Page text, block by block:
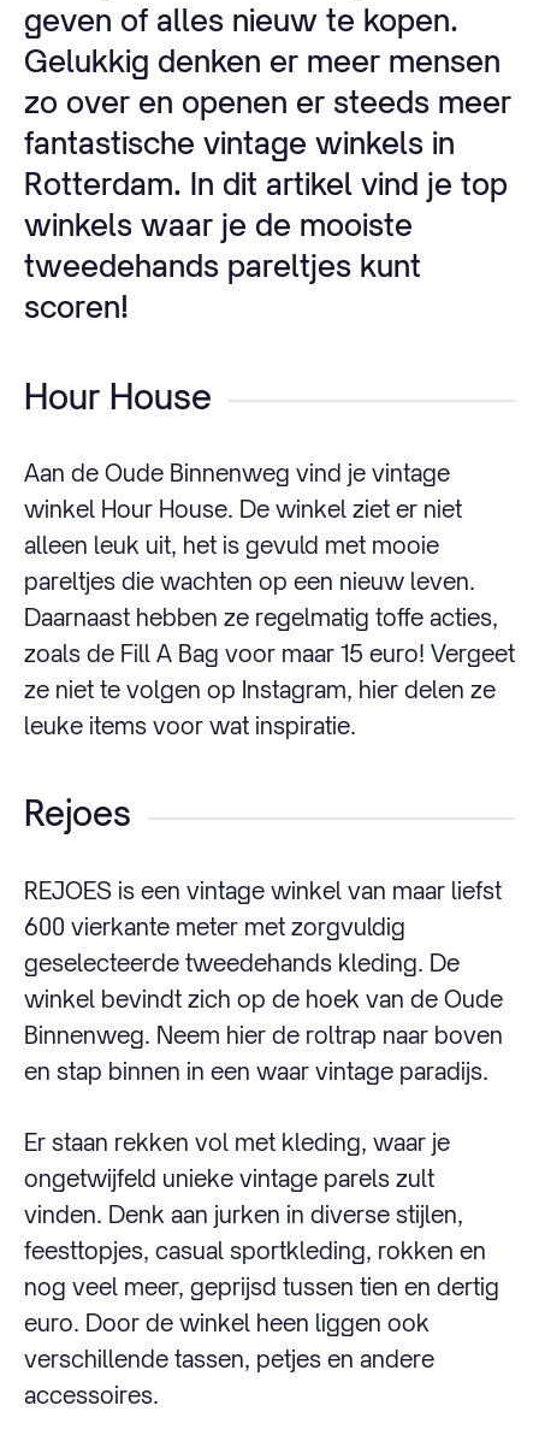
geven of alles nieuw te kopen.
Gelukkig denken er meer mensen
zo over en openen er steeds meer
fantastische vintage winkels in
Rotterdam. In dit artikel vind je top
winkels waar je de mooiste
tweedehands pareltjes kunt
scoren!
Hour House
Aan de Oude Binnenweg vind je vintage
winkel Hour House. De winkel ziet er niet
alleen leuk uit, het is gevuld met mooie
pareltjes die wachten op een nieuw leven.
Daarnaast hebben ze regelmatig toffe acties,
zoals de Fill A Bag voor maar 15 euro! Vergeet
ze niet te volgen op Instagram, hier delen ze
leuke items voor wat inspiratie.
Rejoes
REJOES is een vintage winkel van maar liefst
600 vierkante meter met zorgvuldig
geselecteerde tweedehands kleding. De
winkel bevindt zich op de hoek van de Oude
Binnenweg. Neem hier de roltrap naar boven
en stap binnen in een waar vintage paradijs.
Er staan rekken vol met kleding, waar je
ongetwijfeld unieke vintage parels zult
vinden. Denk aan jurken in diverse stijlen,
feesttopjes, casual sportkleding, rokken en
nog veel meer, geprijsd tussen tien en dertig
euro. Door de winkel heen liggen ook
verschillende tassen, petjes en andere
accessoires.